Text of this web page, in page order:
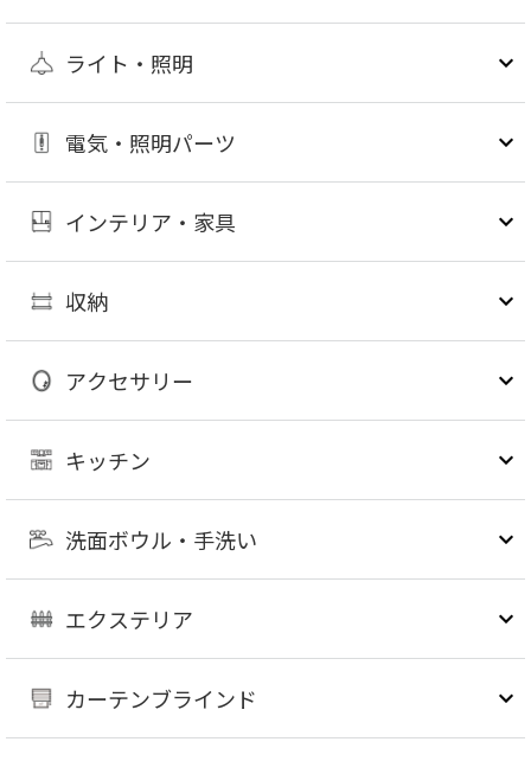
ライト・照明
電気・照明パーツ
インテリア・家具
収納
アクセサリー
キッチン
洗面ボウル・手洗い
エクステリア
カーテンブラインド